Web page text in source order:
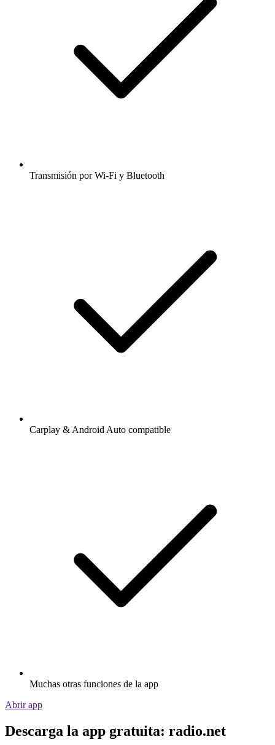
Transmisión por Wi-Fi y Bluetooth
Carplay & Android Auto compatible
Muchas otras funciones de la app
Abrir app
Descarga la app gratuita: radio.net